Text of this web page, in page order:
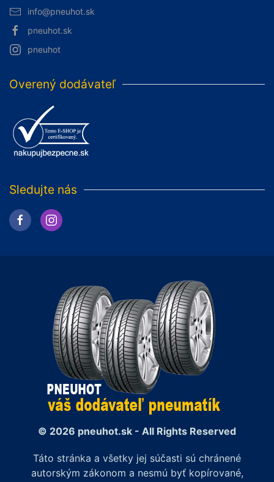
info@pneuhot.sk
pneuhot.sk
pneuhot
Overený dodávateľ
Sledujte nás
© 2026 pneuhot.sk - All Rights Reserved
Táto stránka a všetky jej súčasti sú chránené
autorským zákonom a nesmú byť kopírované,